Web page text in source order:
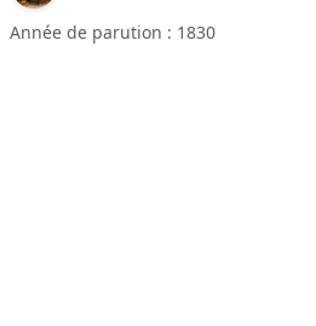
Année de parution : 1830